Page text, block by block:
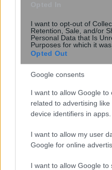
I want to opt-out of
Retention, Sale, and/or
Personal Data that Is
Purposes for which it was
Opted Out
Google consents
I want to allow Google to
related to advertising
device identifiers in apps.
I want to allow my user
Google for online
I want to allow Google to